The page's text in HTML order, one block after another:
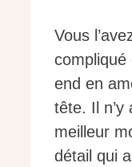
Vous
compliqué
end en
tête. Il
meilleur
détail qui